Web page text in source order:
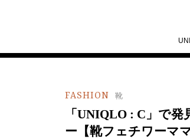
FASHION 靴
「UNIQLO : C」で
ー【靴フェチワーマ